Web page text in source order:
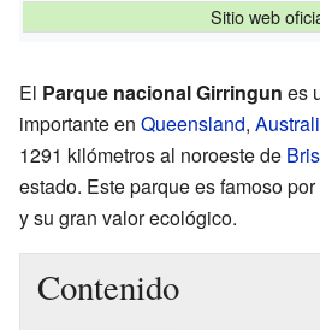
Sitio web
El Parque nacional Girringun es
importante en Queensland,
1291 kilómetros al noroeste de
estado. Este parque es famoso
y su gran valor ecológico.
Contenido